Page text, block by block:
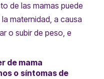
de las mamas puede
maternidad, a causa
o subir de peso, e
de mama
o síntomas de